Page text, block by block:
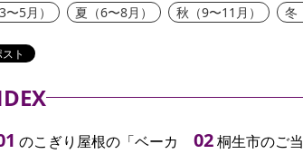
5月） 夏（6〜8月） 秋（9〜11月） 冬
のこぎり屋根の「ベーカ
桐生市のご